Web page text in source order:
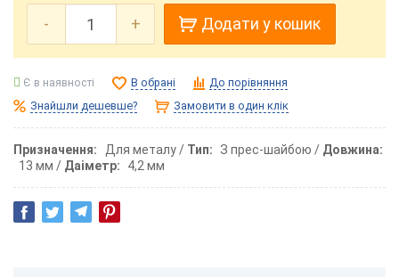
- + Додати у кошик
Є в наявності В обрані
До порівняння
Знайшли дешевше?
Замовити в один клік
Призначення Для металу Тип З прес-шайбою
Довжина
13 мм
Даіметр 4,2 мм